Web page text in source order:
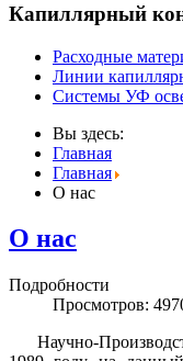
Капиллярный
Расходные
Линии
Системы УФ
Вы здесь:
Главная
Главная
О нас
О нас
Подробности
Просмотров:
Научно-